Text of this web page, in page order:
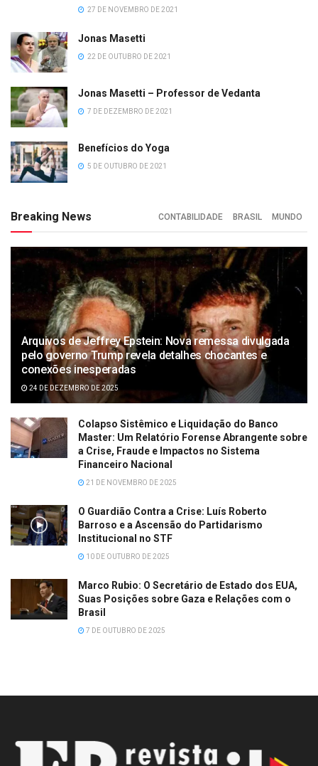
27 DE NOVEMBRO DE 2021
Jonas Masetti
22 DE OUTUBRO DE 2021
Jonas Masetti – Professor de Vedanta
7 DE DEZEMBRO DE 2021
Benefícios do Yoga
5 DE OUTUBRO DE 2021
Breaking News CONTABILIDADE BRASIL MUNDO
Arquivos de Jeffrey Epstein: Nova remessa divulgada
pelo governo Trump revela detalhes chocantes e
conexões inesperadas
24 DE DEZEMBRO DE 2025
Colapso Sistêmico e Liquidação do Banco
Master: Um Relatório Forense Abrangente sobre
a Crise, Fraude e Impactos no Sistema
Financeiro Nacional
21 DE NOVEMBRO DE 2025
O Guardião Contra a Crise: Luís Roberto
Barroso e a Ascensão do Partidarismo
Institucional no STF
10 DE OUTUBRO DE 2025
Marco Rubio: O Secretário de Estado dos EUA,
Suas Posições sobre Gaza e Relações com o
Brasil
7 DE OUTUBRO DE 2025